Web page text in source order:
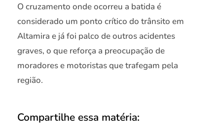
O cruzamento onde ocorreu a batida é
considerado um ponto crítico do trânsito em
Altamira e já foi palco de outros acidentes
graves, o que reforça a preocupação de
moradores e motoristas que trafegam pela
região.
Compartilhe essa matéria: